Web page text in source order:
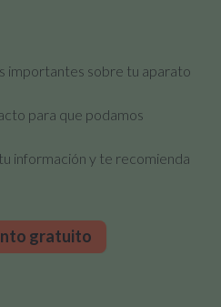
importantes sobre tu aparato
para que podamos
información y te recomienda
gratuito